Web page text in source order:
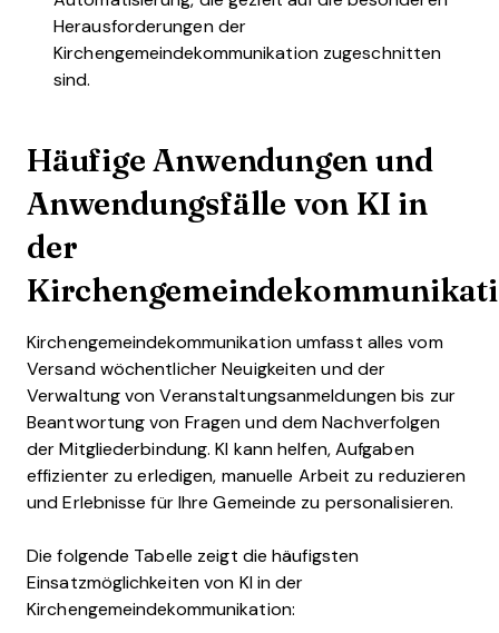
Herausforderungen der
Kirchengemeindekommunikation zugeschnitten
sind.
Häufige Anwendungen und
Anwendungsfälle von KI in
der
Kirchengemeindekommunikation umfasst alles vom
Versand wöchentlicher Neuigkeiten und der
Verwaltung von Veranstaltungsanmeldungen bis zur
Beantwortung von Fragen und dem Nachverfolgen
der Mitgliederbindung. KI kann helfen, Aufgaben
effizienter zu erledigen, manuelle Arbeit zu reduzieren
und Erlebnisse für Ihre Gemeinde zu personalisieren.
Die folgende Tabelle zeigt die häufigsten
Einsatzmöglichkeiten von KI in der
Kirchengemeindekommunikation: